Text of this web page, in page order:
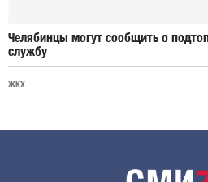
Челябинцы могут сообщить о
службу
ЖКХ